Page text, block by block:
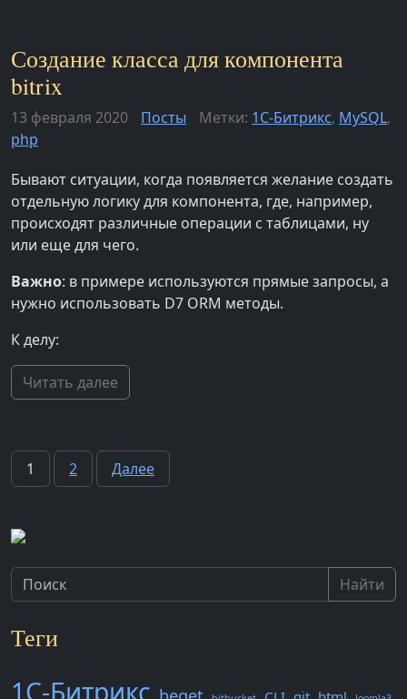
Создание класса для компонента
bitrix
13 февраля 2020 Посты Метки: 1С-Битрикс, MySQL,
php
Бывают ситуации, когда появляется желание создать
отдельную логику для компонента, где, например,
происходят различные операции с таблицами, ну
или еще для чего.
Важно: в примере используются прямые запросы, а
нужно использовать D7 ORM методы.
К делу:
Читать далее
Пагинация
1 2 Далее
Найти
Теги
1С-Битрикс